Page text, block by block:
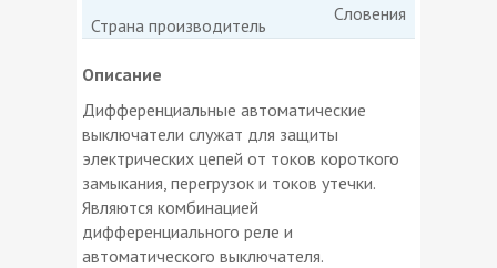
Страна производитель
Словения
Описание
Дифференциальные автоматические
выключатели служат для защиты
электрических цепей от токов короткого
замыкания, перегрузок и токов утечки.
Являются комбинацией
дифференциального реле и
автоматического выключателя.